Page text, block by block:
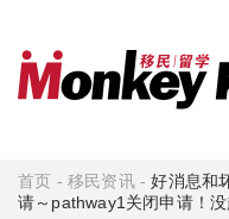
首页 -移民资讯-好消息和
请～pathway1关闭申请！